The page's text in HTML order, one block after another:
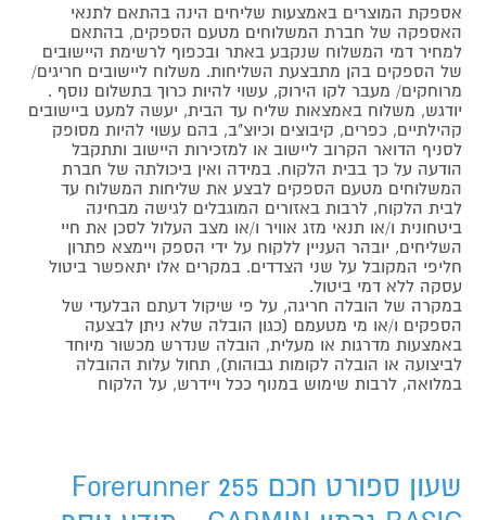
אספקת המוצרים באמצעות שליחים הינה בהתאם לתנאי
האספקה של חברת המשלוחים מטעם הספקים, בהתאם
למחיר דמי המשלוח שנקבע באתר ובכפוף לרשימת היישובים
של הספקים בהן מתבצעת השליחות. משלוח ליישובים חריגים/
מרוחקים/ מעבר לקו הירוק, עשוי להיות כרוך בתשלום נוסף .
יודגש, משלוח באמצאות שליח עד הבית, יעשה למעט ביישובים
קהילתיים, כפרים, קיבוצים וכיוצ"ב, בהם עשוי להיות מסופק
לסניף הדואר הקרוב ליישוב או למזכירות היישוב ותתקבל
הודעה על כך בבית הלקוח. במידה ואין ביכולתה של חברת
המשלוחים מטעם הספקים לבצע את שליחות המשלוח עד
לבית הלקוח, לרבות באזורים המוגבלים לגישה מבחינה
ביטחונית ו/או תנאי מזג אוויר ו/או מצב העלול לסכן את חיי
השליחים, יובהר העניין ללקוח על ידי הספק ויימצא פתרון
חליפי המקובל על שני הצדדים. במקרים אלו יתאפשר ביטול
עסקה ללא דמי ביטול.
במקרה של הובלה חריגה, על פי שיקול דעתם הבלעדי של
הספקים ו/או מי מטעמם (כגון הובלה שלא ניתן לבצעה
באמצעות מדרגות או מעלית, הובלה שנדרש מכשור מיוחד
לביצועה או הובלה לקומות גבוהות), תחול עלות ההובלה
במלואה, לרבות שימוש במנוף ככל ויידרש, על הלקוח
שעון ספורט חכם Forerunner 255